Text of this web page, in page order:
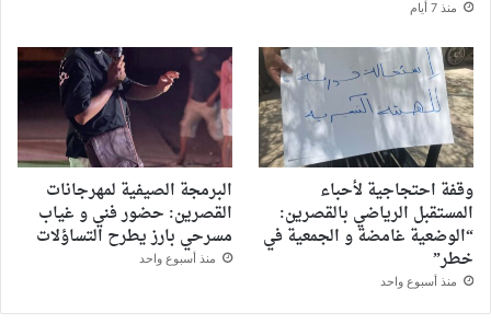
منذ 7 أيام
وقفة احتجاجية لأحباء
المستقبل الرياضي بالقصرين:
“الوضعية غامضة و الجمعية في
خطر”
منذ أسبوع واحد
البرمجة الصيفية لمهرجانات
القصرين: حضور فني و غياب
مسرحي بارز يطرح التساؤلات
منذ أسبوع واحد